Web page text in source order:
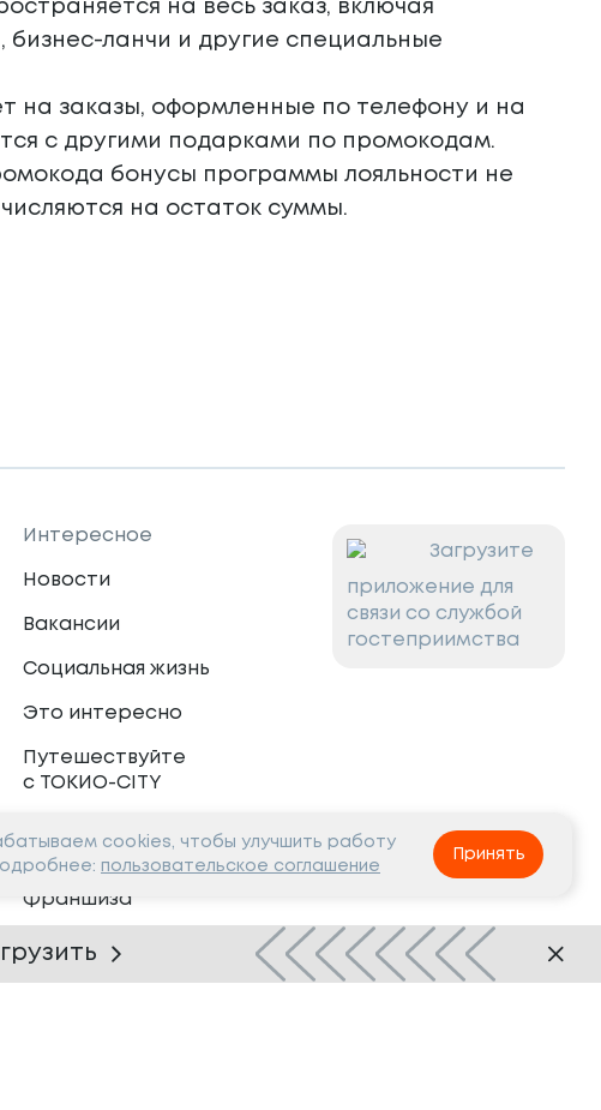
на весь заказ, включая
бизнес-ланчи и другие специальные
на заказы, оформленные по телефону и на
с другими подарками по промокодам.
бонусы программы лояльности не
на остаток суммы.
Интересное
Новости
Вакансии
Социальная жизнь
Это интересно
Путешествуйте
с ТОКИО-CITY
Партнёрам
Франшиза
Сотрудничество
Загрузите
приложение для
связи со службой
гостеприимства
cookies, чтобы улучшить работу
пользовательское соглашение
Принять